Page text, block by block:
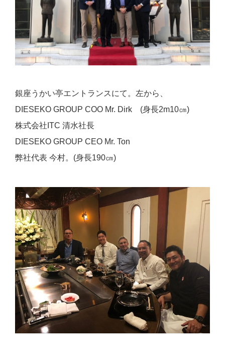
銀座うかい亭エントランスにて。左から、
DIESEKO GROUP COO Mr. Dirk (身長2m10㎝)
株式会社ITC 清水社長
DIESEKO GROUP CEO Mr. Ton
弊社代表 今村。(身長190㎝)